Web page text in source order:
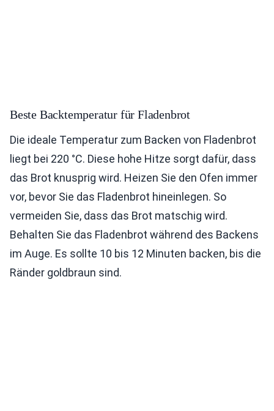
Beste Backtemperatur für Fladenbrot
Die ideale Temperatur zum Backen von Fladenbrot
liegt bei 220 °C. Diese hohe Hitze sorgt dafür, dass
das Brot knusprig wird. Heizen Sie den Ofen immer
vor, bevor Sie das Fladenbrot hineinlegen. So
vermeiden Sie, dass das Brot matschig wird.
Behalten Sie das Fladenbrot während des Backens
im Auge. Es sollte 10 bis 12 Minuten backen, bis die
Ränder goldbraun sind.